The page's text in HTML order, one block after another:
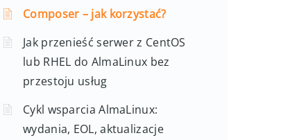
Composer – jak korzystać?
Jak przenieść serwer z CentOS
lub RHEL do AlmaLinux bez
przestoju usług
Cykl wsparcia AlmaLinux:
wydania, EOL, aktualizacje